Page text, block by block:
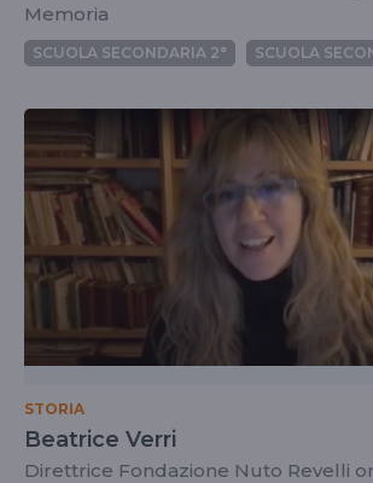
Memoria
SCUOLA SECONDARIA 2° SCUOLA
STORIA
Beatrice Verri
Direttrice Fondazione Nuto Revelli